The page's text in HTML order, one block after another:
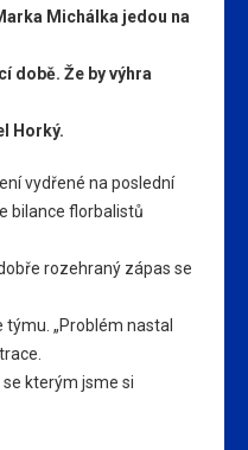
Michálka jedou na
době. Že by výhra
Horký.
vydřené na poslední
bilance florbalistů
rozehraný zápas se
„Problém nastal
kterým jsme si